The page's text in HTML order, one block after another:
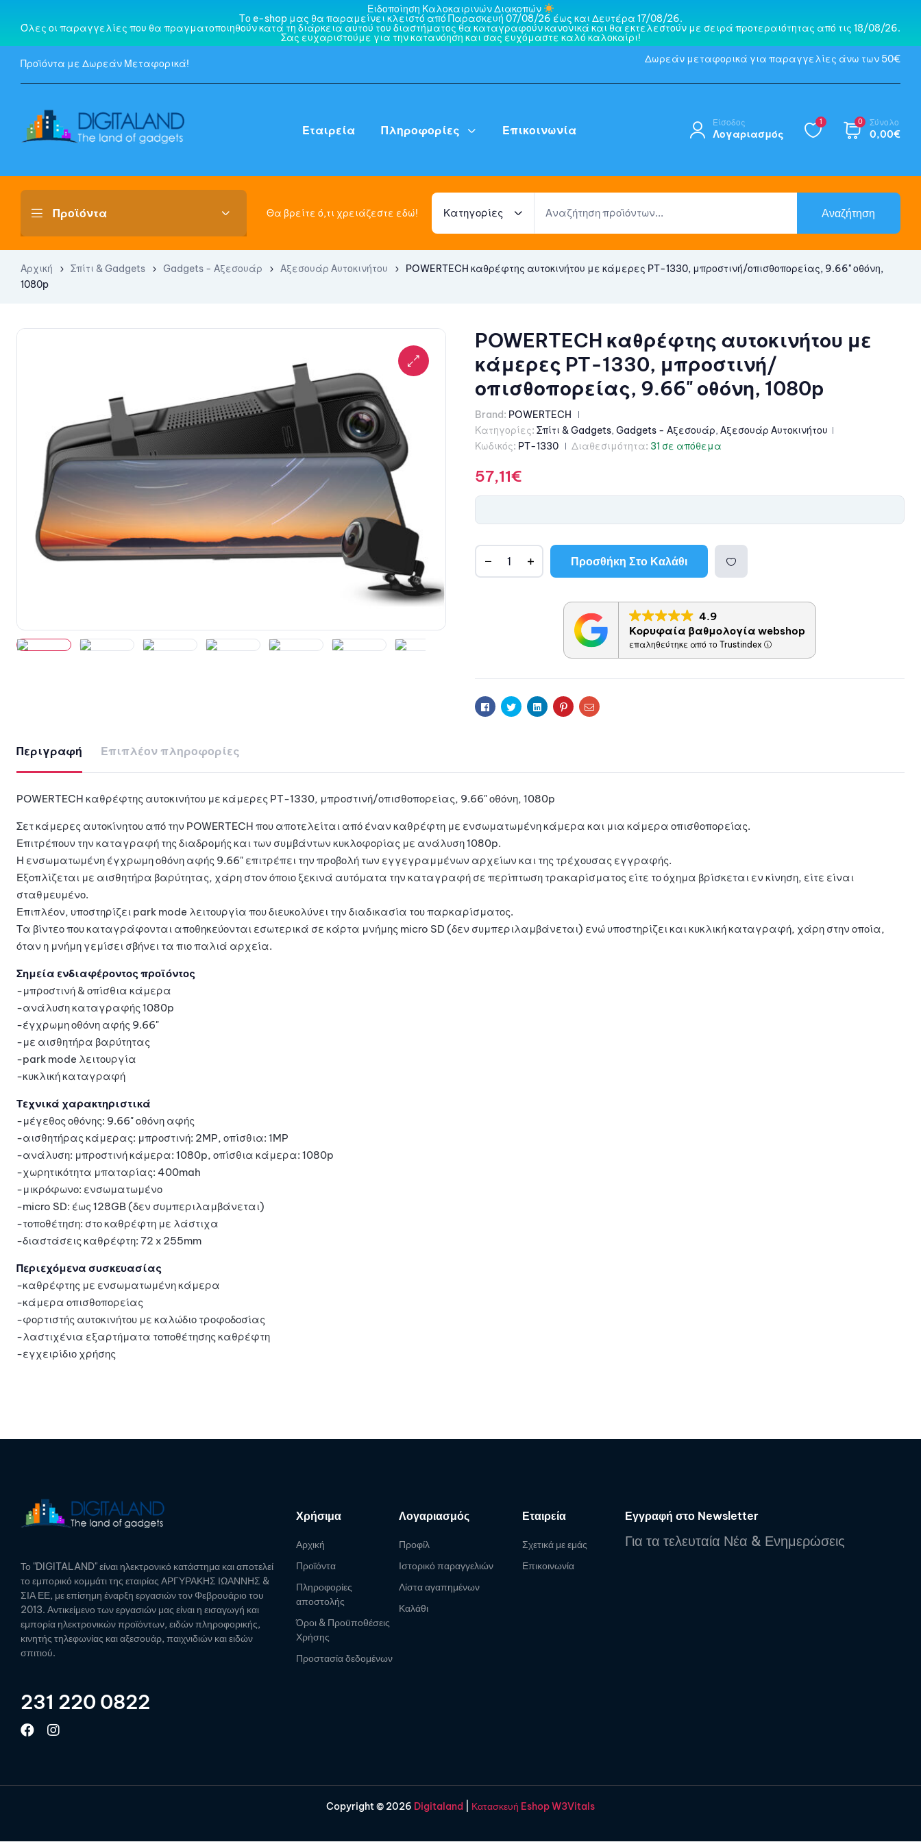
Ειδοποίηση Καλοκαιρινών Διακοπών
Το e-shop μας θα παραμείνει κλειστό από Παρασκευή 07/08/26 έως και Δευτέρα 17/08/26.
Όλες οι παραγγελίες που θα πραγματοποιηθούν κατά τη διάρκεια αυτού του διαστήματος θα καταγραφούν κανονικά και θα εκτελεστούν με σειρά προτεραιότητας από τις 18/08/26.
Σας ευχαριστούμε για την κατανόηση και σας ευχόμαστε καλό καλοκαίρι!
Προϊόντα με Δωρεάν Μεταφορικά! Δωρεάν μεταφορικά για παραγγελίες άνω των 50€
Εταιρεία Πληροφορίες Επικοινωνία
Είσοδος
Λογαριασμός
1 0 Σύνολο
0,00€
Θα βρείτε ό,τι χρειάζεστε εδώ! Κατηγορίες Αναζήτηση
Αρχική Σπίτι & Gadgets Gadgets - Αξεσουάρ Αξεσουάρ Αυτοκινήτου
POWERTECH καθρέφτης αυτοκινήτου με κάμερες PT-1330, μπροστινή/οπισθοπορείας, 9.66" οθόνη,
1080p
POWERTECH καθρέφτης αυτοκινήτου με
κάμερες PT-1330, μπροστινή/
οπισθοπορείας, 9.66" οθόνη, 1080p
Brand: POWERTECH
Κατηγορίες: Σπίτι & Gadgets, Gadgets - Αξεσουάρ, Αξεσουάρ Αυτοκινήτου
Κωδικός: PT-1330 Διαθεσιμότητα: 31 σε απόθεμα
57,11€
Προσθήκη Στο Καλάθι
ήκη
στη
v
4.9
Κορυφαία βαθμολογία webshop
επαληθεύτηκε από το Trustindex
Facebook
TwitterLinkedinPinterestEmail
Περιγραφή Επιπλέον πληροφορίες
POWERTECH καθρέφτης αυτοκινήτου με κάμερες PT-1330, μπροστινή/οπισθοπορείας, 9.66" οθόνη, 1080p
Σετ κάμερες αυτοκίνητου από την POWERTECH που αποτελείται από έναν καθρέφτη με ενσωματωμένη κάμερα και μια κάμερα οπισθοπορείας.
Επιτρέπουν την καταγραφή της διαδρομής και των συμβάντων κυκλοφορίας με ανάλυση 1080p.
Η ενσωματωμένη έγχρωμη οθόνη αφής 9.66" επιτρέπει την προβολή των εγγεγραμμένων αρχείων και της τρέχουσας εγγραφής.
Εξοπλίζεται με αισθητήρα βαρύτητας, χάρη στον όποιο ξεκινά αυτόματα την καταγραφή σε περίπτωση τρακαρίσματος είτε το όχημα βρίσκεται εν κίνηση, είτε είναι
σταθμευμένο.
Επιπλέον, υποστηρίζει park mode λειτουργία που διευκολύνει την διαδικασία του παρκαρίσματος.
Τα βίντεο που καταγράφονται αποθηκεύονται εσωτερικά σε κάρτα μνήμης micro SD (δεν συμπεριλαμβάνεται) ενώ υποστηρίζει και κυκλική καταγραφή, χάρη στην οποία,
όταν η μνήμη γεμίσει σβήνει τα πιο παλιά αρχεία.
Σημεία ενδιαφέροντος προϊόντος
-μπροστινή & οπίσθια κάμερα
-ανάλυση καταγραφής 1080p
-έγχρωμη οθόνη αφής 9.66"
-με αισθητήρα βαρύτητας
-park mode λειτουργία
-κυκλική καταγραφή
Τεχνικά χαρακτηριστικά
-μέγεθος οθόνης: 9.66" οθόνη αφής
-αισθητήρας κάμερας: μπροστινή: 2MP, οπίσθια: 1MP
-ανάλυση: μπροστινή κάμερα: 1080p, οπίσθια κάμερα: 1080p
-χωρητικότητα μπαταρίας: 400mah
-μικρόφωνο: ενσωματωμένο
-micro SD: έως 128GB (δεν συμπεριλαμβάνεται)
-τοποθέτηση: στο καθρέφτη με λάστιχα
-διαστάσεις καθρέφτη: 72 x 255mm
Περιεχόμενα συσκευασίας
-καθρέφτης με ενσωματωμένη κάμερα
-κάμερα οπισθοπορείας
-φορτιστής αυτοκινήτου με καλώδιο τροφοδοσίας
-λαστιχένια εξαρτήματα τοποθέτησης καθρέφτη
-εγχειρίδιο χρήσης
Το "DIGITALAND" είναι ηλεκτρονικό κατάστημα και αποτελεί
το εμπορικό κομμάτι της εταιρίας ΑΡΓΥΡΑΚΗΣ ΙΩΑΝΝΗΣ &
ΣΙΑ ΕΕ, με επίσημη έναρξη εργασιών τον Φεβρουάριο του
2013. Αντικείμενο των εργασιών μας είναι η εισαγωγή και
εμπορία ηλεκτρονικών προϊόντων, ειδών πληροφορικής,
κινητής τηλεφωνίας και αξεσουάρ, παιχνιδιών και ειδών
σπιτιού.
231 220 0822
Χρήσιμα
Αρχική
Προϊόντα
Πληροφορίες
αποστολής
Όροι & Προϋποθέσεις
Χρήσης
Προστασία δεδομένων
Λογαριασμός
Προφίλ
Ιστορικό παραγγελιών
Λίστα αγαπημένων
Καλάθι
Εταιρεία
Σχετικά με εμάς
Επικοινωνία
Εγγραφή στο Newsletter
Για τα τελευταία Νέα & Ενημερώσεις
Copyright © 2026 Digitaland Κατασκευή Eshop W3Vitals